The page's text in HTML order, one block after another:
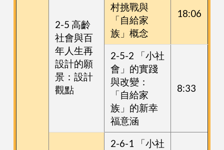
2-5 高齡
社會與百
年人生再
設計的願
景：設計
觀點
村挑戰與
「自給家
族」概念
18:06
2-5-2 「小社
會」的實踐
與改變：
「自給家
族」的新幸
福意涵
8:33
2-6-1 「小社